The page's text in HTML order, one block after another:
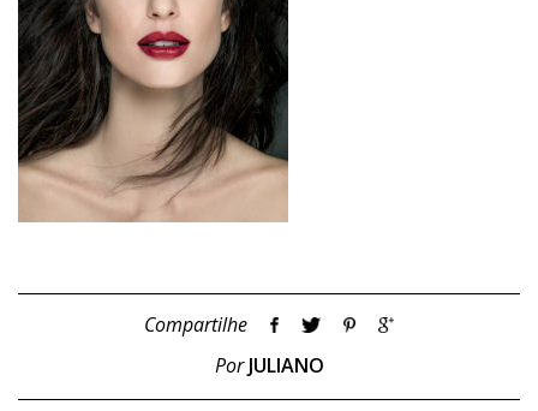
Compartilhe
PorJULIANO